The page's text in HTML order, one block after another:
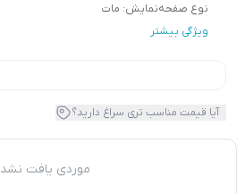
نوع صفحه‌نمایش: مات
ویژگی بیشتر
آیا قیمت مناسب تری سراغ دارید؟
موردی یافت نشد